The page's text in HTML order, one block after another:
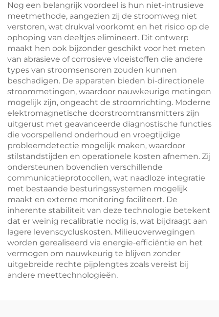
Nog een belangrijk voordeel is hun niet-intrusieve
meetmethode, aangezien zij de stroomweg niet
verstoren, wat drukval voorkomt en het risico op de
ophoping van deeltjes elimineert. Dit ontwerp
maakt hen ook bijzonder geschikt voor het meten
van abrasieve of corrosieve vloeistoffen die andere
types van stroomsensoren zouden kunnen
beschadigen. De apparaten bieden bi-directionele
stroommetingen, waardoor nauwkeurige metingen
mogelijk zijn, ongeacht de stroomrichting. Moderne
elektromagnetische doorstroomtransmitters zijn
uitgerust met geavanceerde diagnostische functies
die voorspellend onderhoud en vroegtijdige
probleemdetectie mogelijk maken, waardoor
stilstandstijden en operationele kosten afnemen. Zij
ondersteunen bovendien verschillende
communicatieprotocollen, wat naadloze integratie
met bestaande besturingssystemen mogelijk
maakt en externe monitoring faciliteert. De
inherente stabiliteit van deze technologie betekent
dat er weinig recalibratie nodig is, wat bijdraagt aan
lagere levenscycluskosten. Milieuoverwegingen
worden gerealiseerd via energie-efficiëntie en het
vermogen om nauwkeurig te blijven zonder
uitgebreide rechte pijplengtes zoals vereist bij
andere meettechnologieën.